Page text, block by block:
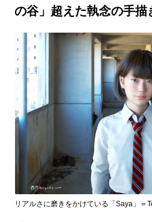
の谷」超えた執念の手描
リアルさに磨きをかけている「Saya」＝